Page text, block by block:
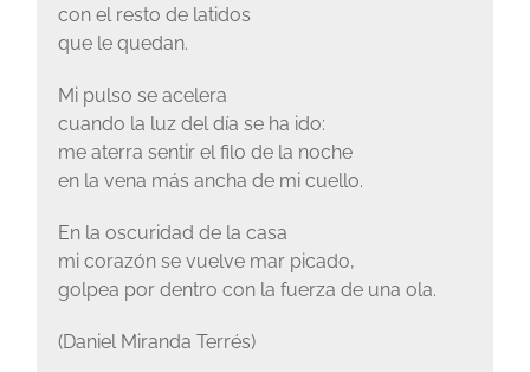
con el resto de latidos
que le quedan.
Mi pulso se acelera
cuando la luz del día se ha ido:
me aterra sentir el filo de la noche
en la vena más ancha de mi cuello.
En la oscuridad de la casa
mi corazón se vuelve mar picado,
golpea por dentro con la fuerza de una ola.
(Daniel Miranda Terrés)